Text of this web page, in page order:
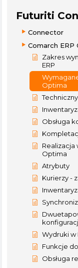
Futuriti
Connector
Comarch ERP
Zakres
ERP
Optima
Obsługa
Realizacja
Optima
Atrybuty
Kurierzy -
Wydruki w
Funkcje
Obsługa